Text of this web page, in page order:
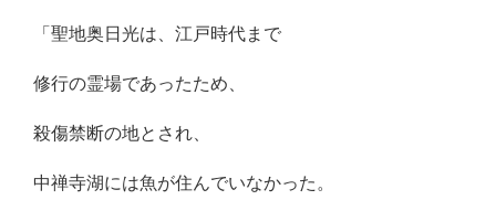
「聖地奥日光は、江戸時代まで
修行の霊場であったため、
殺傷禁断の地とされ、
中禅寺湖には魚が住んでいなかった。